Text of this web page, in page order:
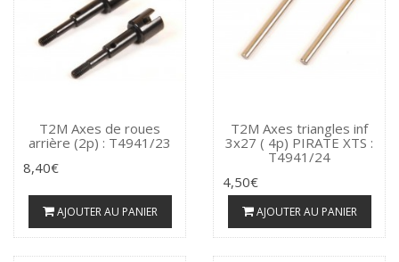
T2M Axes de roues
arrière (2p) : T4941/23
8,40€
AJOUTER AU PANIER
T2M Axes triangles inf
3x27 ( 4p) PIRATE XTS :
T4941/24
4,50€
AJOUTER AU PANIER